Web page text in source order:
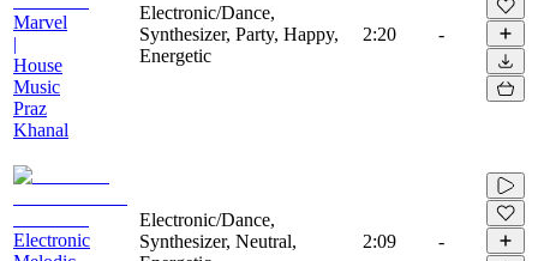
Marvel
|
House
Music
Praz
Khanal
Electronic/Dance,
Synthesizer, Party, Happy,
Energetic
2:20 -
Electronic
Electronic/Dance,
Synthesizer, Neutral,
2:09 -